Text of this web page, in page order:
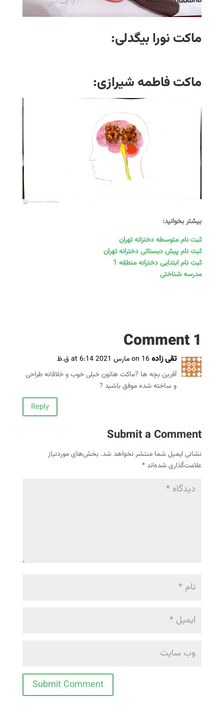
ماکت نورا بیگدلی:
ماکت فاطمه شیرازی:
بیشتر بخوانید:
ثبت نام متوسطه دخترانه تهران
ثبت نام پیش دبستانی دخترانه تهران
ثبت نام ابتدایی دخترانه منطقه 1
مدرسه شناختی
1 Comment
تقی زادهon 16 مارس 2021 at 6:14 ق.ظ
آفرین بچه ها ?ماکت هاتون خیلی خوب و خلاقانه طراحی
و ساخته شده موفق باشید ?
Reply
Submit a Comment
نشانی ایمیل شما منتشر نخواهد شد. بخش‌های موردنیاز
علامت‌گذاری شده‌اند*
Submit Comment